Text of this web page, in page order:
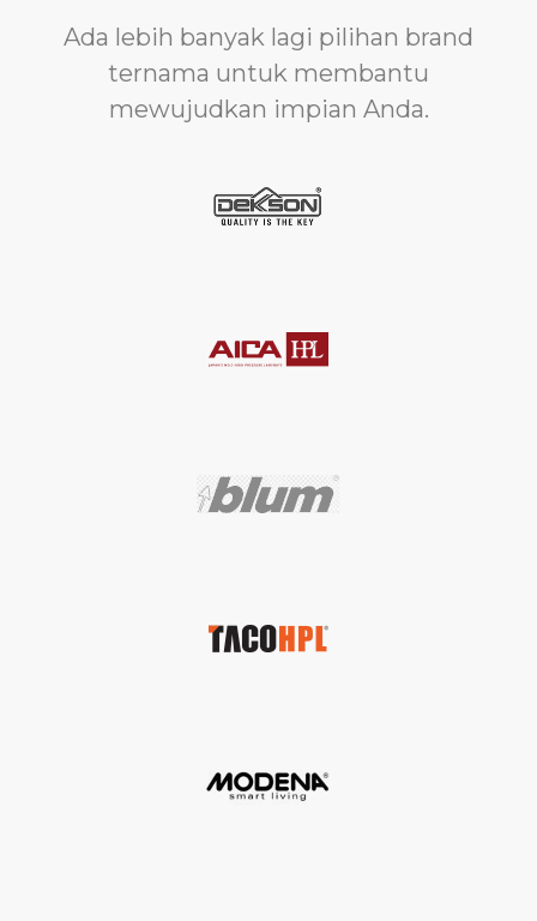
Ada lebih banyak lagi pilihan brand
ternama untuk membantu
mewujudkan impian Anda.